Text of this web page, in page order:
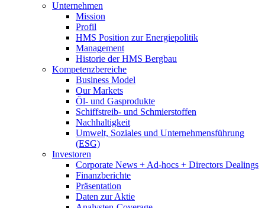
Unternehmen
Mission
Profil
HMS Position zur Energiepolitik
Management
Historie der HMS Bergbau
Kompetenzbereiche
Business Model
Our Markets
Öl- und Gasprodukte
Schiffstreib- und Schmierstoffen
Nachhaltigkeit
Umwelt, Soziales und Unternehmensführung
(ESG)
Investoren
Corporate News + Ad-hocs + Directors Dealings
Finanzberichte
Präsentation
Daten zur Aktie